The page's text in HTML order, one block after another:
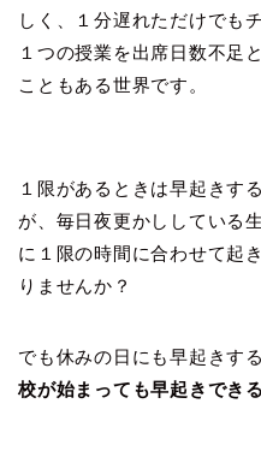
しく、１分遅れただけでも
１つの授業を出席日数不足
こともある世界です。
１限があるときは早起きす
が、毎日夜更かししている
に１限の時間に合わせて起
りませんか？
でも休みの日にも早起きす
校が始まっても早起きできる